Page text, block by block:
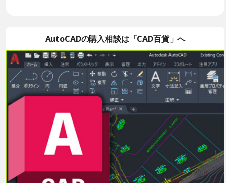
AutoCADの購入相談は「CAD百貨」へ